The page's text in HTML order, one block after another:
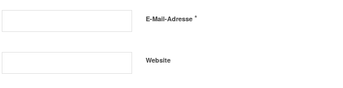
E-Mail-Adresse *
Website